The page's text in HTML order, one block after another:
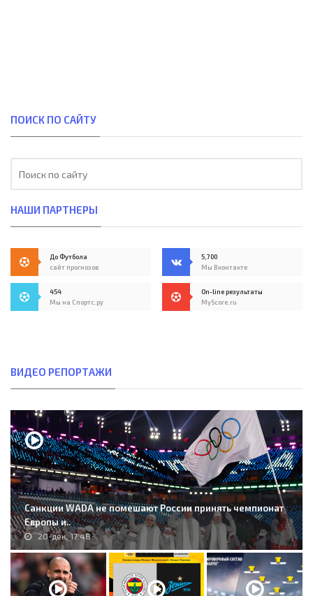
ПОИСК ПО САЙТУ
НАШИ ПАРТНЕРЫ
До Футбола
сайт прогнозов
5,700
Мы Вконтакте
454
Мы на Спортс.ру
On-line результаты
MyScore.ru
ВИДЕО РЕПОРТАЖИ
Санкции WADA не помешают России принять чемпионат
Европы и..
20-дек, 17:48